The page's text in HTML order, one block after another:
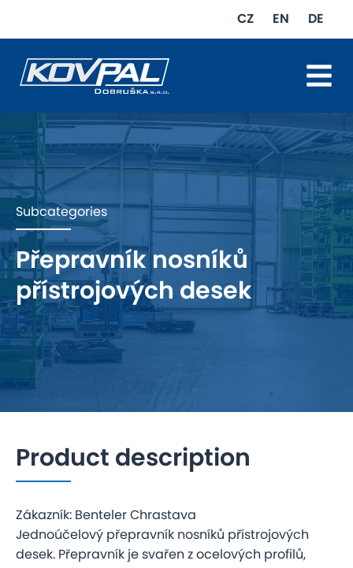
CZ EN DE
HOME
COMPANY
PRODUCTION
MACHINES
REFERENCES
GALLERY
CONTACT
Subcategories
Přepravník nosníků
přístrojových desek
Product description
Zákazník: Benteler Chrastava
Jednoúčelový přepravník nosníků přístrojových
desek. Přepravník je svařen z ocelových profilů,